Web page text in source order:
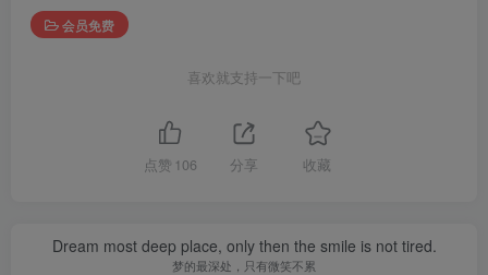
会员免费
喜欢就支持一下吧
点赞 106 分享 收藏
Dream most deep place, only then the smile is not tired.
梦的最深处，只有微笑不累